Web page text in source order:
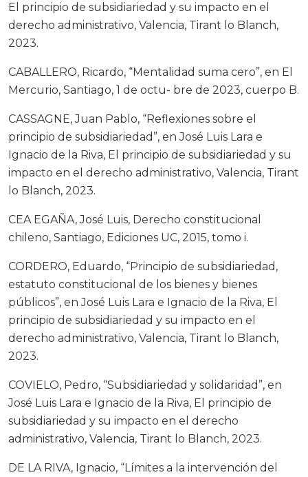
El principio de subsidiariedad y su impacto en el
derecho administrativo, Valencia, Tirant lo Blanch,
2023.
CABALLERO, Ricardo, “Mentalidad suma cero”, en El
Mercurio, Santiago, 1 de octu- bre de 2023, cuerpo B.
CASSAGNE, Juan Pablo, “Reflexiones sobre el
principio de subsidiariedad”, en José Luis Lara e
Ignacio de la Riva, El principio de subsidiariedad y su
impacto en el derecho administrativo, Valencia, Tirant
lo Blanch, 2023.
CEA EGAÑA, José Luis, Derecho constitucional
chileno, Santiago, Ediciones UC, 2015, tomo i.
CORDERO, Eduardo, “Principio de subsidiariedad,
estatuto constitucional de los bienes y bienes
públicos”, en José Luis Lara e Ignacio de la Riva, El
principio de subsidiariedad y su impacto en el
derecho administrativo, Valencia, Tirant lo Blanch,
2023.
COVIELO, Pedro, “Subsidiariedad y solidaridad”, en
José Luis Lara e Ignacio de la Riva, El principio de
subsidiariedad y su impacto en el derecho
administrativo, Valencia, Tirant lo Blanch, 2023.
DE LA RIVA, Ignacio, “Límites a la intervención del